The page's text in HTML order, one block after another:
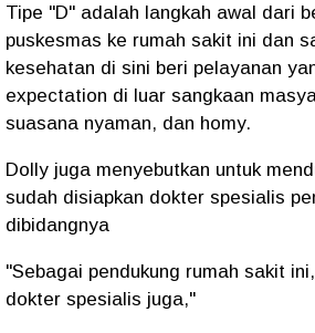
Tipe "D" adalah langkah awal dari
puskesmas ke rumah sakit ini dan
kesehatan di sini beri pelayanan
expectation di luar sangkaan
suasana nyaman, dan homy.
Dolly juga menyebutkan untuk
sudah disiapkan dokter spesialis
dibidangnya
"Sebagai pendukung rumah sakit
dokter spesialis juga,"